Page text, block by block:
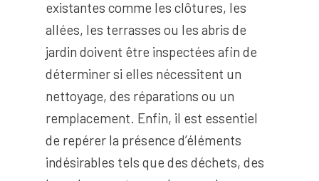
existantes comme les clôtures, les
allées, les terrasses ou les abris de
jardin doivent être inspectées afin de
déterminer si elles nécessitent un
nettoyage, des réparations ou un
remplacement. Enfin, il est essentiel
de repérer la présence d’éléments
indésirables tels que des déchets, des